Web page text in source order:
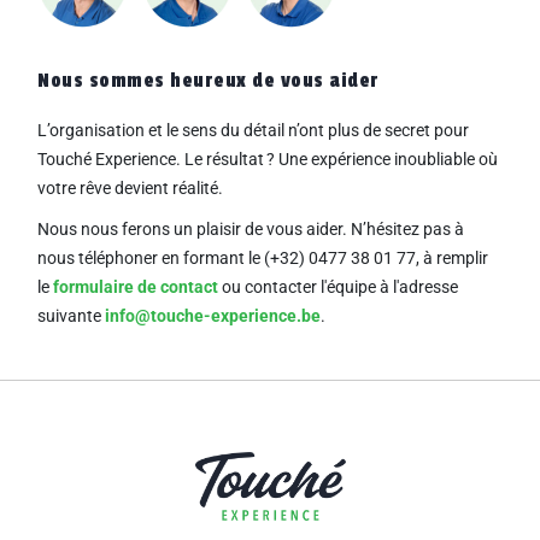
Nous sommes heureux de vous aider
L’organisation et le sens du détail n’ont plus de secret pour
Touché Experience. Le résultat ? Uneexpérience inoubliable où
votre rêve devient réalité.
Nous nous ferons un plaisir de vous aider. N’hésitez pas à
nous téléphoner en formant le (+32) 0477 38 01 77,à remplir
leformulaire de contactou contacter l'équipe à l'adresse
suivanteinfo@touche-experience.be.